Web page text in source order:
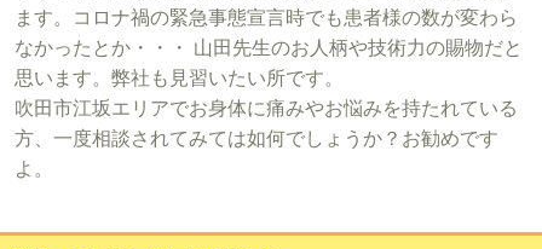
ます。コロナ禍の緊急事態宣言時でも患者様の数が変わら
なかったとか・・・ 山田先生のお人柄や技術力の賜物だと
思います。弊社も見習いたい所です。
吹田市江坂エリアでお身体に痛みやお悩みを持たれている
方、一度相談されてみては如何でしょうか？お勧めです
よ。